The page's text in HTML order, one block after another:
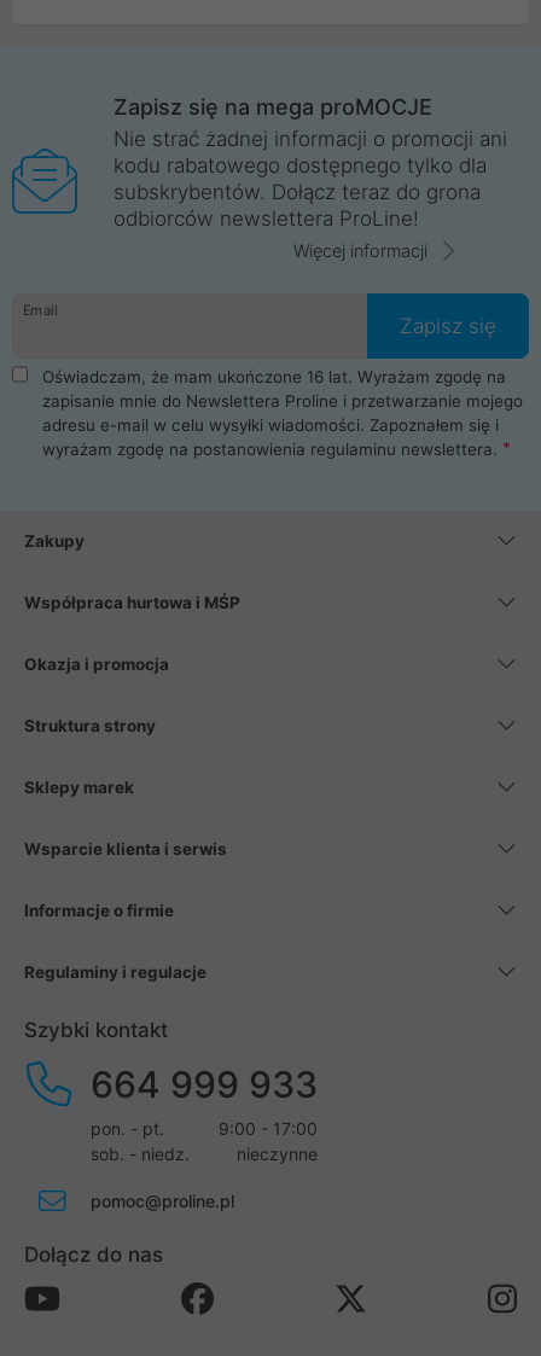
Wrocław, Poznań, Legnica, Katowice, Gliwice, Kalisz, Bytom,
Trzebnica, Opole. Szybka i profesjonalna obsługa!
ProLine to polska firma ze 100% polskim kapitałem. Działamy
legalnie i płacimy podatki w naszym kraju! Posiadamy siedzibę
główną w Mirkowie oraz salony na terenie kraju. Cała
komunikacja ze sklepem komputerowym ProLine jest
danych osobowych. Dlatego zakup notebooka albo laptopa w
ProLine to czysta przyjemność i pełne bezpieczeństwo.
Zaopatrzysz się u nas w akcesoria i części komputerowe
takie jak procesory, karty graficzne, płyty główne, pamięci,
dyski SSD, M.2 oraz HDD. Nasi pracownicy pomogą Ci wybrać
najlepszy zasilacz komputerowy oraz obudowę do komputera.
Poza komputerami mamy również najlepsze na rynku
Smartfony takich producentów jak Xiaomi, Apple, Samsung i
wentylatory. Na koniec mając już to wszystko, możesz
Zapisz się na mega proMOCJE
Nie strać żadnej informacji o promocji ani
kodu rabatowego dostępnego tylko dla
subskrybentów. Dołącz teraz do grona
odbiorców newslettera ProLine!
Więcej informacji
Email
Zapisz się
Oświadczam, że mam ukończone 16 lat. Wyrażam zgodę na
zapisanie mnie do Newslettera Proline i przetwarzanie mojego
adresu e-mail w celu wysyłki wiadomości. Zapoznałem się i
wyrażam zgodę na postanowienia regulaminu newslettera.
Zakupy
Współpraca hurtowa i MŚP
Okazja i promocja
Struktura strony
Sklepy marek
Wsparcie klienta i serwis
Informacje o firmie
Regulaminy i regulacje
Szybki kontakt
664 999 933
pon. - pt.
9:00 - 17:00
sob. - niedz.
nieczynne
pomoc@proline.pl
Dołącz do nas